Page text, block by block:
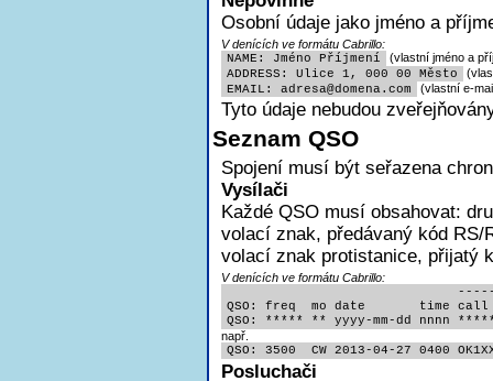
Osobní údaje jako jméno a
V denících ve formátu Cabrillo:
NAME: Jméno Příjmení
(vlastní jméno a
ADDRESS: Ulice 1, 000 00 Město
EMAIL: adresa@domena.com (vlastní e-
Tyto údaje nebudou
Seznam QSO
Spojení musí být seřazena
Vysílači
Každé QSO musí obsahovat:
volací znak, předávaný kód RS/
volací znak protistanice, přijatý
V denících ve formátu Cabrillo:
QSO: freq  mo date       time
QSO: ***** ** yyyy-mm-dd nnnn
např.
QSO: 3500  CW 2013-04-27 0400
Posluchači